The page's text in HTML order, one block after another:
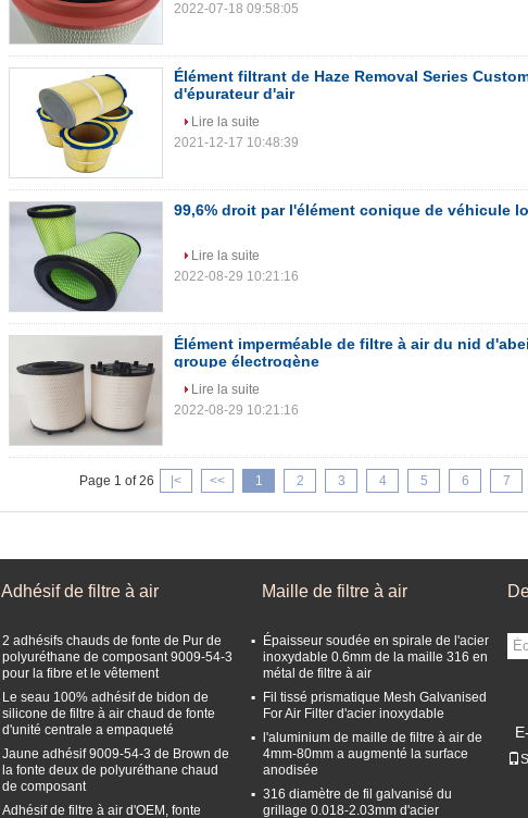
2022-07-18 09:58:05
Élément filtrant de Haze Removal Series
d'épurateur d'air
Lire la suite
2021-12-17 10:48:39
99,6% droit par l'élément conique de véhicule
Lire la suite
2022-08-29 10:21:16
Élément imperméable de filtre à air du nid
groupe électrogène
Lire la suite
2022-08-29 10:21:16
Page 1 of 26 |< << 1 2 3 4 5 6 7
Adhésif de filtre à air
2 adhésifs chauds de fonte de Pur de
polyuréthane de composant 9009-54-3
pour la fibre et le vêtement
Le seau 100% adhésif de bidon de
silicone de filtre à air chaud de fonte
d'unité centrale a empaqueté
Jaune adhésif 9009-54-3 de Brown de
la fonte deux de polyuréthane chaud
de composant
Adhésif de filtre à air d'OEM, fonte
Maille de filtre à air
Épaisseur soudée en spirale de l'acier
inoxydable 0.6mm de la maille 316 en
métal de filtre à air
Fil tissé prismatique Mesh Galvanised
For Air Filter d'acier inoxydable
l'aluminium de maille de filtre à air de
4mm-80mm a augmenté la surface
anodisée
316 diamètre de fil galvanisé du
grillage 0.018-2.03mm d'acier